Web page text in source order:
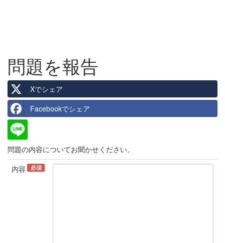
問題を報告
Xでシェア
Facebookでシェア
問題の内容についてお聞かせください。
内容
必須